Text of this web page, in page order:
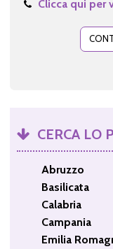
Clicca qui per
CERCA LO
Abruzzo
Basilicata
Calabria
Campania
Emilia